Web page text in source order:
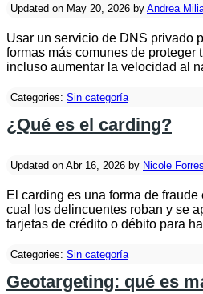
Updated on May 20, 2026 by Andrea
Usar un servicio de DNS privado
formas más comunes de proteger
incluso aumentar la velocidad al
Categories: Sin categoría
¿Qué es el carding?
Updated on Abr 16, 2026 by Nicole
El carding es una forma de
cual los delincuentes roban y se
tarjetas de crédito o débito para
Categories: Sin categoría
Geotargeting: qué es